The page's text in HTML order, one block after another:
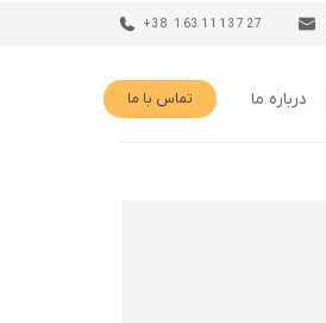
+38 1631113727
درباره ما تماس با ما